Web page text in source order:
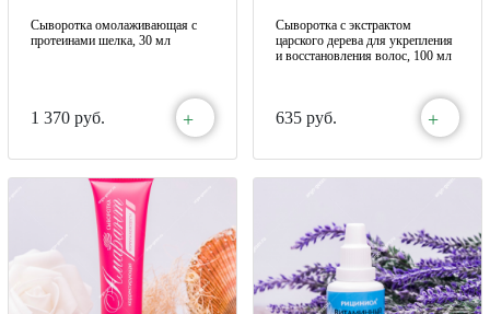
Сыворотка омолаживающая с
протеинами шелка, 30 мл
1 370 руб. +
Сыворотка с экстрактом
царского дерева для укрепления
и восстановления волос, 100 мл
635 руб. +